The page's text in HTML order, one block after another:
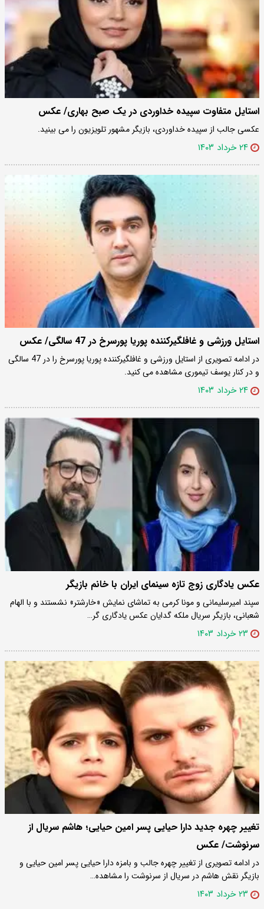
استایل متفاوت سپیده خداوردی در یک صبح بهاری/ عکس
عکسی جالب از سپیده خداوردی، بازیگر مشهور تلویزیون را می بینید.
۲۴ خرداد ۱۴۰۳
استایل ورزشی و غافلگیرکننده پوریا پورسرخ در 47 سالگی/ عکس
در ادامه تصویری از استایل ورزشی و غافلگیرکننده پوریا پورسرخ را در 47 سالگی
و در کنار یوسف تیموری مشاهده می کنید.
۲۴ خرداد ۱۴۰۳
عکس یادگاری زوج تازه سینمای ایران با خانم بازیگر
سپند امیرسلیمانی و مونا کرمی به تماشای نمایش «خارشتر» نشستند و با الهام
شعبانی، بازیگر سریال ملکه گدایان عکس یادگاری گر…
۲۳ خرداد ۱۴۰۳
تغییر چهره جدید دارا حیایی پسر امین حیایی؛ هاشم سریال از
سرنوشت/ عکس
در ادامه تصویری از تغییر چهره جالب و بامزه دارا حیایی پسر امین حیایی و
بازیگر نقش هاشم در سریال از سرنوشت را مشاهده…
۲۳ خرداد ۱۴۰۳